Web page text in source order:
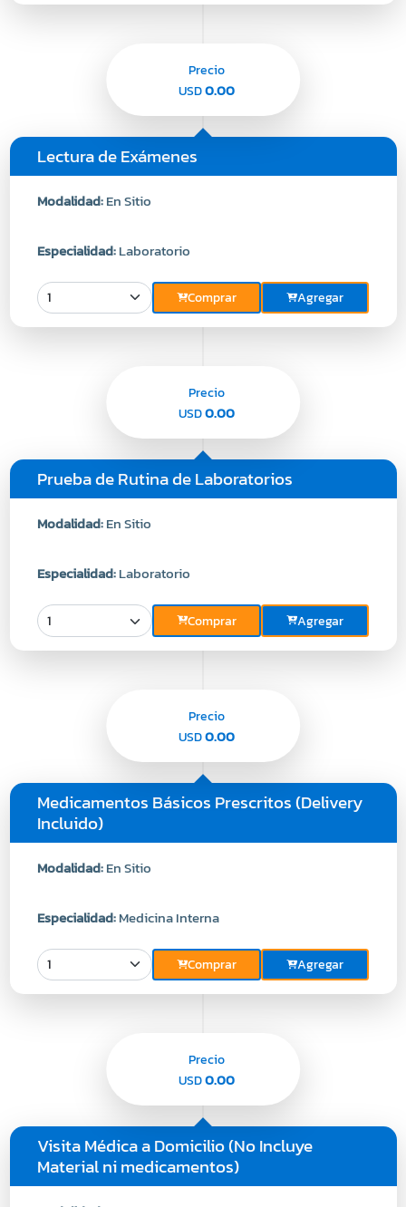
Lectura de Exámenes
Modalidad:En Sitio
Especialidad:Laboratorio
Comprar Agregar
Precio
USD0.00
Prueba de Rutina de Laboratorios
Modalidad:En Sitio
Especialidad:Laboratorio
Comprar Agregar
Precio
USD0.00
Medicamentos Básicos Prescritos (Delivery
Incluido)
Modalidad:En Sitio
Especialidad:Medicina Interna
Comprar Agregar
Precio
USD0.00
Visita Médica a Domicilio (No Incluye
Material ni medicamentos)
Precio
USD0.00